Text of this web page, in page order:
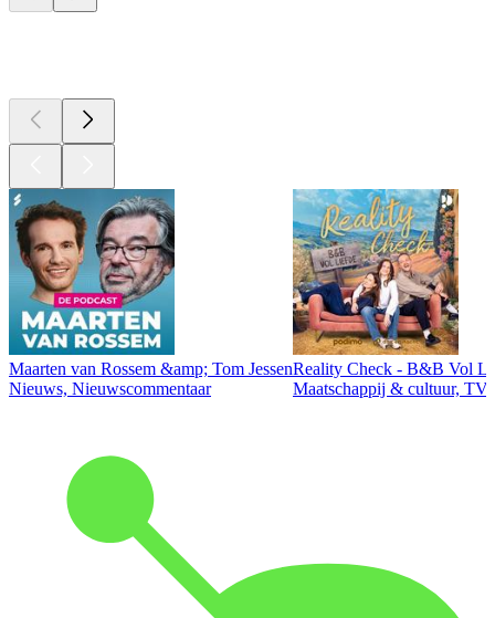
Maarten van Rossem &amp; Tom Jessen
Nieuws, Nieuwscommentaar
Reality Check - B&B Vol
Maatschappij & cultuur,